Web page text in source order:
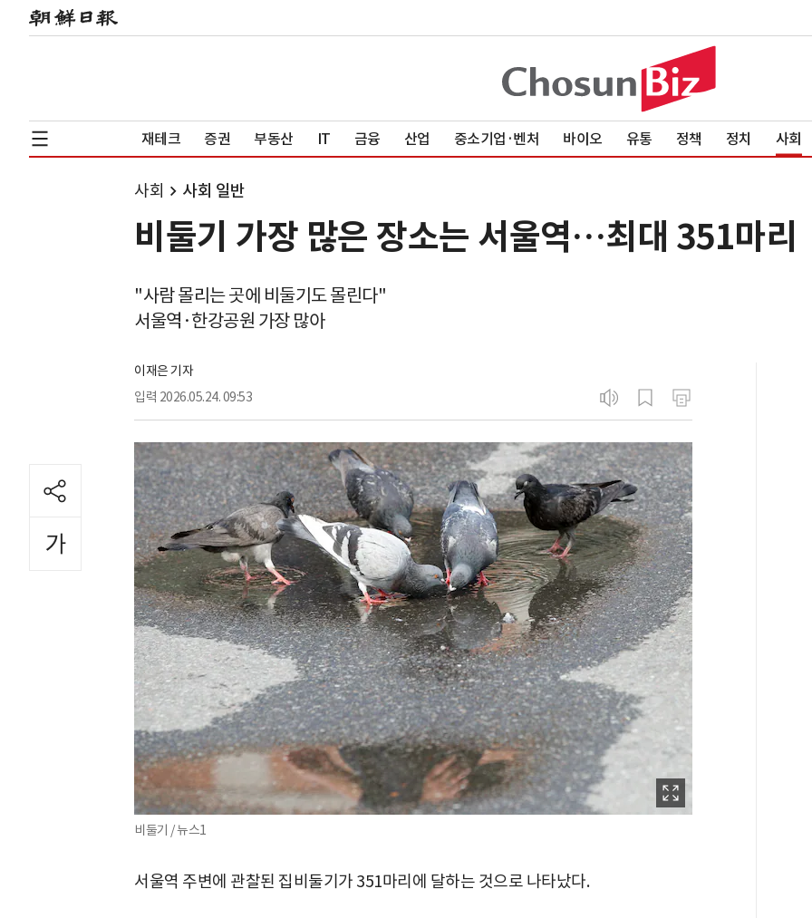
재테크 증권 부동산 IT 금융 산업 중소기업·벤처 바이오 유통 정책 정치 사회
사회 사회 일반
비둘기 가장 많은 장소는 서울역…최대 351마리
"사람 몰리는 곳에 비둘기도 몰린다"
서울역·한강공원 가장 많아
이재은 기자
입력 2026.05.24. 09:53
비둘기 / 뉴스1
서울역 주변에 관찰된 집비둘기가 351마리에 달하는 것으로 나타났다.